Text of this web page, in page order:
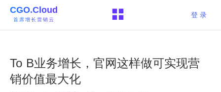
CGO.Cloud
首席增长营销云
登 录
To B业务增长，官网这样做可实现营
销价值最大化